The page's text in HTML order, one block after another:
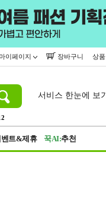
마이페이지 장바구니 상
서비스 한눈에 보기
벤트&제휴 꾹AI:추천